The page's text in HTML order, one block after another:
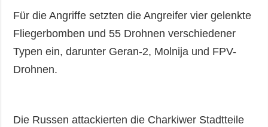
Für die Angriffe setzten die Angreifer vier gelenkte
Fliegerbomben und 55 Drohnen verschiedener
Typen ein, darunter Geran-2, Molnija und FPV-
Drohnen.
Die Russen attackierten die Charkiwer Stadtteile